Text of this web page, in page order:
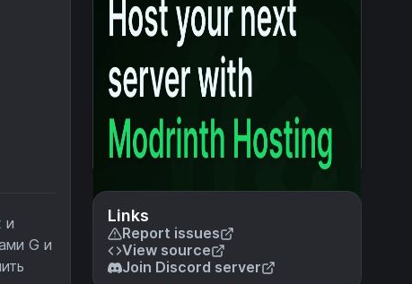
Links
Report issues
View source
Join Discord server
и
G и